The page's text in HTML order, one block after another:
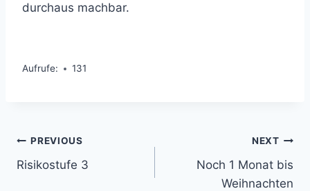
durchaus machbar.
Aufrufe: 131
Beitragsnavigation
PREVIOUS
Risikostufe 3
NEXT
Noch 1 Monat bis
Weihnachten